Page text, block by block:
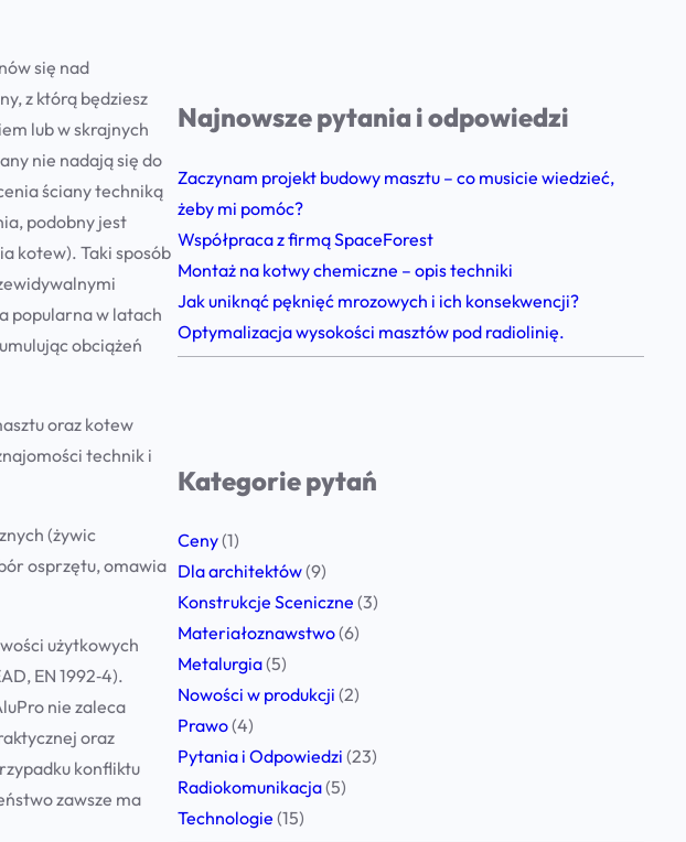
się nad
z którą będziesz
lub w skrajnych
nie nadają się do
ściany techniką
podobny jest
kotew). Taki sposób
popularna w latach
obciążeń
oraz kotew
technik i
(żywic
osprzętu, omawia
użytkowych
EN 1992‑4).
nie zaleca
oraz
konfliktu
zawsze ma
Najnowsze pytania i odpowiedzi
Zaczynam projekt budowy masztu – co musicie wiedzieć,
żeby mi pomóc?
Współpraca z firmą SpaceForest
Montaż na kotwy chemiczne – opis techniki
Jak uniknąć pęknięć mrozowych i ich konsekwencji?
Optymalizacja wysokości masztów pod radiolinię.
Kategorie pytań
Ceny(1)
Dla architektów(9)
Konstrukcje Sceniczne (3)
Materiałoznawstwo(6)
Metalurgia(5)
Nowości w produkcji (2)
Prawo(4)
Pytania i Odpowiedzi (23)
Radiokomunikacja(5)
Technologie (15)